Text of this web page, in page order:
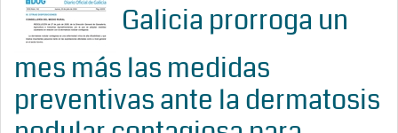
Galicia prorroga un
mes más las medidas
preventivas ante la dermatosis